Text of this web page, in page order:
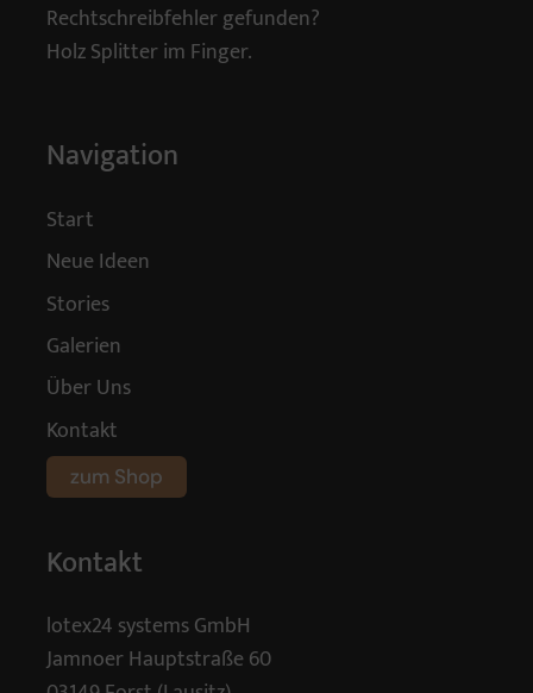
Rechtschreibfehler gefunden?
Holz Splitter im Finger.
Navigation
Start
Neue Ideen
Stories
Galerien
Über Uns
Kontakt
zum Shop
Kontakt
lotex24 systems GmbH
Jamnoer Hauptstraße 60